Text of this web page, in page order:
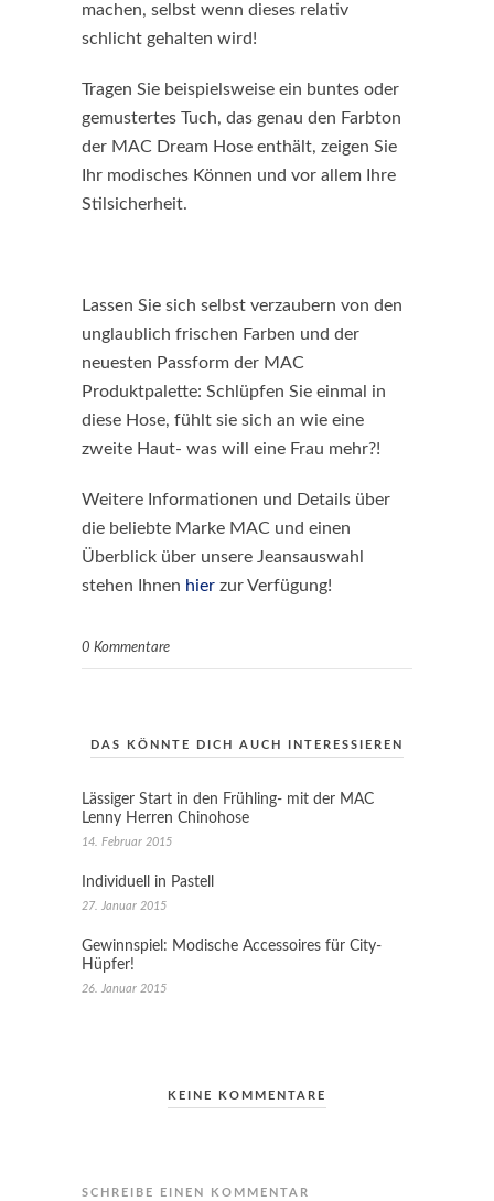
machen, selbst wenn dieses relativ
schlicht gehalten wird!
Tragen Sie beispielsweise ein buntes oder
gemustertes Tuch, das genau den Farbton
der MAC Dream Hose enthält, zeigen Sie
Ihr modisches Können und vor allem Ihre
Stilsicherheit.
Lassen Sie sich selbst verzaubern von den
unglaublich frischen Farben und der
neuesten Passform der MAC
Produktpalette: Schlüpfen Sie einmal in
diese Hose, fühlt sie sich an wie eine
zweite Haut- was will eine Frau mehr?!
Weitere Informationen und Details über
die beliebte Marke MAC und einen
Überblick über unsere Jeansauswahl
stehen Ihnen hier zur Verfügung!
0 Kommentare
DAS KÖNNTE DICH AUCH INTERESSIEREN
Lässiger Start in den Frühling- mit der MAC
Lenny Herren Chinohose
14. Februar 2015
Individuell in Pastell
27. Januar 2015
Gewinnspiel: Modische Accessoires für City-
Hüpfer!
26. Januar 2015
KEINE KOMMENTARE
SCHREIBE EINEN KOMMENTAR